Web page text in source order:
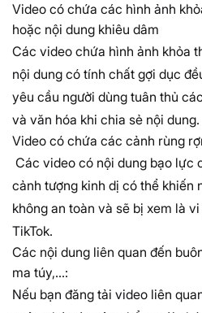
Video có chứa các hình ảnh
hoặc nội dung khiêu dâm
Các video chứa hình ảnh khỏa
nội dung có tính chất gợi dục
yêu cầu người dùng tuân thủ
và văn hóa khi chia sẻ nội dung.
Video có chứa các cảnh rùng
Các video có nội dung bạo lực
cảnh tượng kinh dị có thể khiến
không an toàn và sẽ bị xem là
TikTok.
Các nội dung liên quan đến
ma túy,…:
Nếu bạn đăng tải video liên